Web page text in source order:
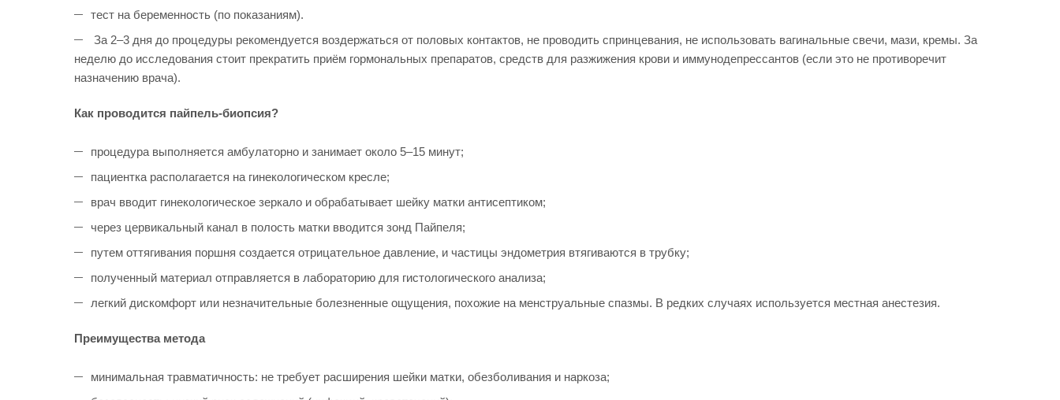
тест на беременность (по показаниям).
За 2–3 дня до процедуры рекомендуется воздержаться от половых контактов, не проводить спринцевания, не использовать вагинальные свечи, мази, кремы. За
неделю до исследования стоит прекратить приём гормональных препаратов, средств для разжижения крови и иммунодепрессантов (если это не противоречит
назначению врача).
Как проводится пайпель-биопсия?
процедура выполняется амбулаторно и занимает около 5–15 минут;
пациентка располагается на гинекологическом кресле;
врач вводит гинекологическое зеркало и обрабатывает шейку матки антисептиком;
через цервикальный канал в полость матки вводится зонд Пайпеля;
путем оттягивания поршня создается отрицательное давление, и частицы эндометрия втягиваются в трубку;
полученный материал отправляется в лабораторию для гистологического анализа;
легкий дискомфорт или незначительные болезненные ощущения, похожие на менструальные спазмы. В редких случаях используется местная анестезия.
Преимущества метода
минимальная травматичность: не требует расширения шейки матки, обезболивания и наркоза;